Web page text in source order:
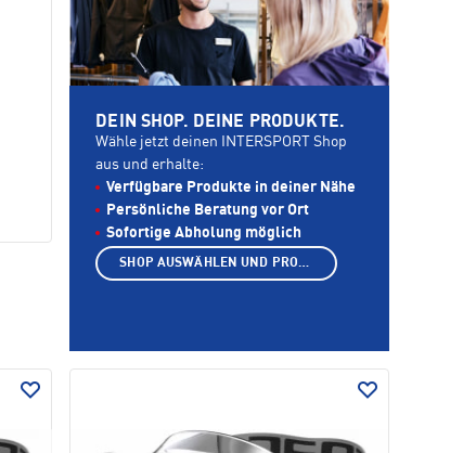
DEIN SHOP. DEINE PRODUKTE.
Wähle jetzt deinen INTERSPORT Shop
aus und erhalte:
Verfügbare Produkte in deiner Nähe
Persönliche Beratung vor Ort
Sofortige Abholung möglich
SHOP AUSWÄHLEN UND PRODUKTE ANZEIGEN